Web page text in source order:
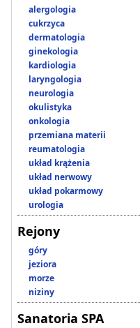
alergologia
cukrzyca
dermatologia
ginekologia
kardiologia
laryngologia
neurologia
okulistyka
onkologia
przemiana materii
reumatologia
układ krążenia
układ nerwowy
układ pokarmowy
urologia
Rejony
góry
jeziora
morze
niziny
Sanatoria SPA